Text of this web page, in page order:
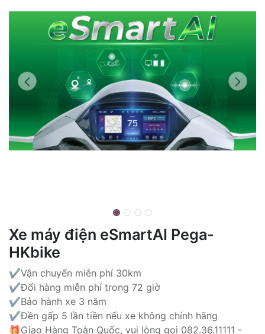
Xe máy điện eSmartAI Pega-
HKbike
✔️Vận chuyển miễn phí 30km
✔️Đổi hàng miễn phí trong 72 giờ
✔️Bảo hành xe 3 năm
✔️Đền gấp 5 lần tiền nếu xe không chính hãng
🎁Giao Hàng Toàn Quốc, vui lòng gọi 082.36.11111 -